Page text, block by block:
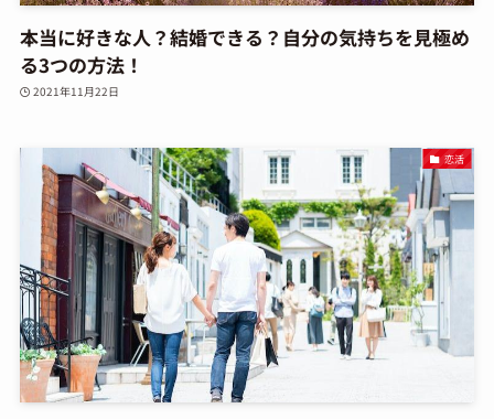
本当に好きな人？結婚できる？自分の気持ちを見極め
る3つの方法！
2021年11月22日
恋活